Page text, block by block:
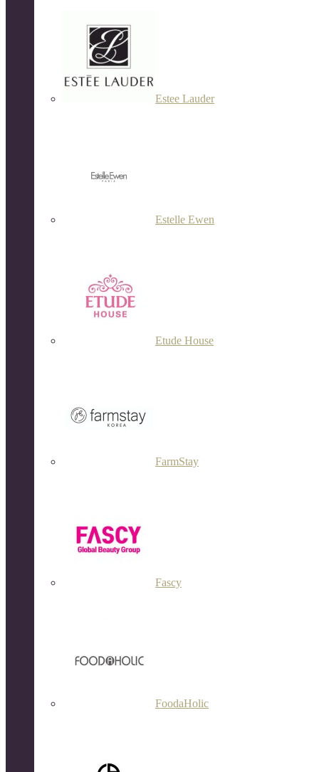
Estee Lauder
Estelle Ewen
Etude House
FarmStay
Fascy
FoodaHolic